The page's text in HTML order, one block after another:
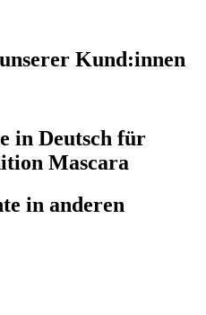
Kund:innen
in Deutsch für
Mascara
in anderen